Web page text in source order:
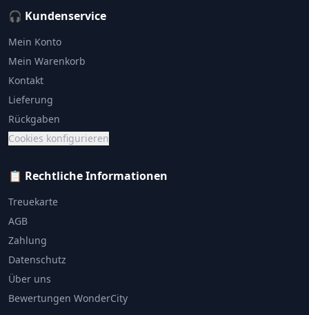
🎧 Kundenservice
Mein Konto
Mein Warenkorb
Kontakt
Lieferung
Rückgaben
Cookies konfigurieren
📋 Rechtliche Informationen
Treuekarte
AGB
Zahlung
Datenschutz
Über uns
Bewertungen WonderCity